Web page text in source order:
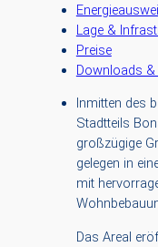
Lage &
Preise
Downloads &
Inmitten des
Stadtteils
großzügige
gelegen in
mit
Das Areal